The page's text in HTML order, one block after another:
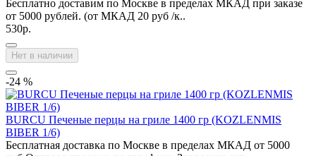
Бесплатно доставим по Москве в пределах МКАД при заказе
от 5000 рублей. (от МКАД 20 руб /к..
530р.
Нет в наличии
-24 %
BURCU Печеные перцы на гриле 1400 гр (KOZLENMIS
BIBER 1/6)
Бесплатная доставка по Москве в пределах МКАД от 5000